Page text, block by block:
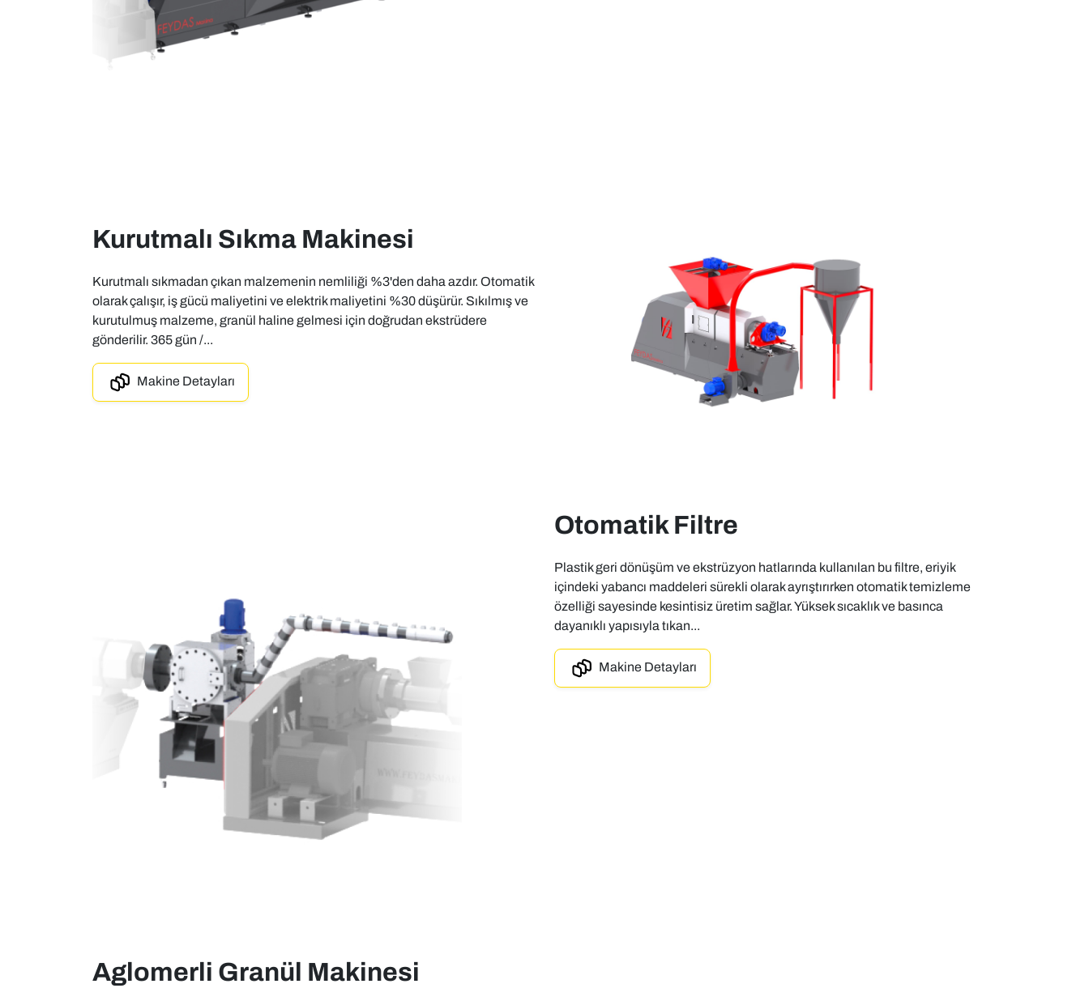
Kurutmalı Sıkma Makinesi
Kurutmalı sıkmadan çıkan malzemenin nemliliği %3'den daha azdır. Otomatik
olarak çalışır, iş gücü maliyetini ve elektrik maliyetini %30 düşürür. Sıkılmış ve
kurutulmuş malzeme, granül haline gelmesi için doğrudan ekstrüdere
gönderilir. 365 gün /...
Makine Detayları
Otomatik Filtre
Plastik geri dönüşüm ve ekstrüzyon hatlarında kullanılan bu filtre, eriyik
içindeki yabancı maddeleri sürekli olarak ayrıştırırken otomatik temizleme
özelliği sayesinde kesintisiz üretim sağlar. Yüksek sıcaklık ve basınca
dayanıklı yapısıyla tıkan...
Makine Detayları
Aglomerli Granül Makinesi